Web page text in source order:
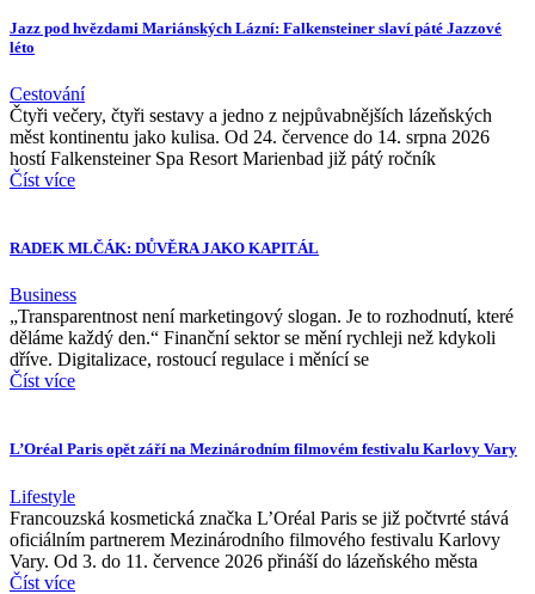
Jazz pod hvězdami Mariánských Lázní: Falkensteiner slaví páté Jazzové
léto
Cestování
Čtyři večery, čtyři sestavy a jedno z nejpůvabnějších lázeňských
měst kontinentu jako kulisa. Od 24. července do 14. srpna 2026
hostí Falkensteiner Spa Resort Marienbad již pátý ročník
Číst více
RADEK MLČÁK: DŮVĚRA JAKO KAPITÁL
Business
„Transparentnost není marketingový slogan. Je to rozhodnutí, které
děláme každý den.“ Finanční sektor se mění rychleji než kdykoli
dříve. Digitalizace, rostoucí regulace i měnící se
Číst více
L’Oréal Paris opět září na Mezinárodním filmovém festivalu Karlovy Vary
Lifestyle
Francouzská kosmetická značka L’Oréal Paris se již počtvrté stává
oficiálním partnerem Mezinárodního filmového festivalu Karlovy
Vary. Od 3. do 11. července 2026 přináší do lázeňského města
Číst více